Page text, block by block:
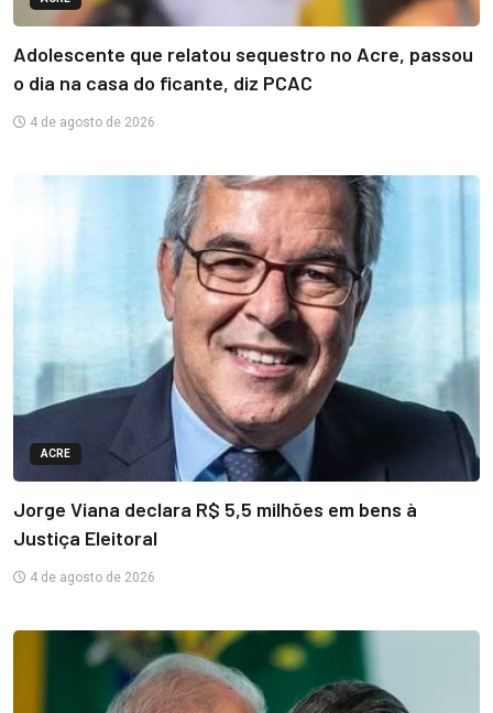
Adolescente que relatou sequestro no Acre, passou
o dia na casa do ficante, diz PCAC
4 de agosto de 2026
ACRE
Jorge Viana declara R$ 5,5 milhões em bens à
Justiça Eleitoral
4 de agosto de 2026